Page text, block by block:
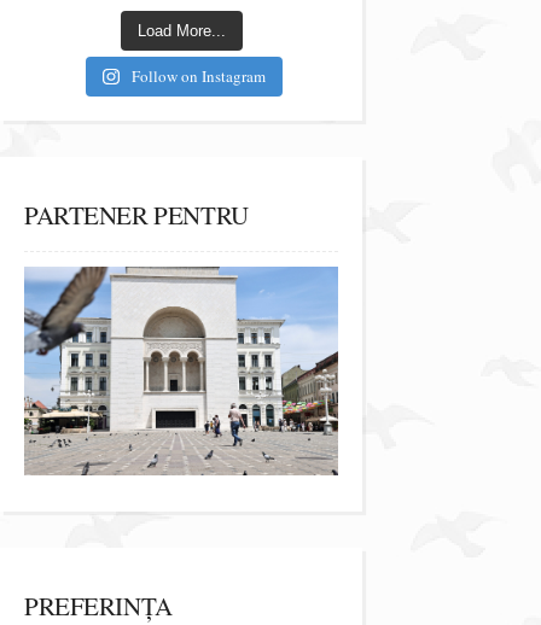
Load More...
Follow on Instagram
PARTENER PENTRU
PREFERINȚA